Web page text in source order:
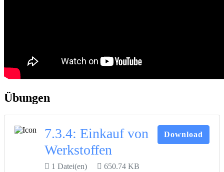
Übungen
7.3.4: Einkauf von
Werkstoffen
1 Datei(en) 650.74 KB
Download